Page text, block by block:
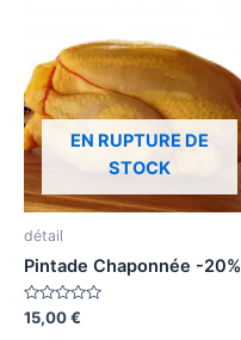
EN RUPTURE DE
STOCK
détail
Pintade Chaponnée -20%
Rated
0
15,00€